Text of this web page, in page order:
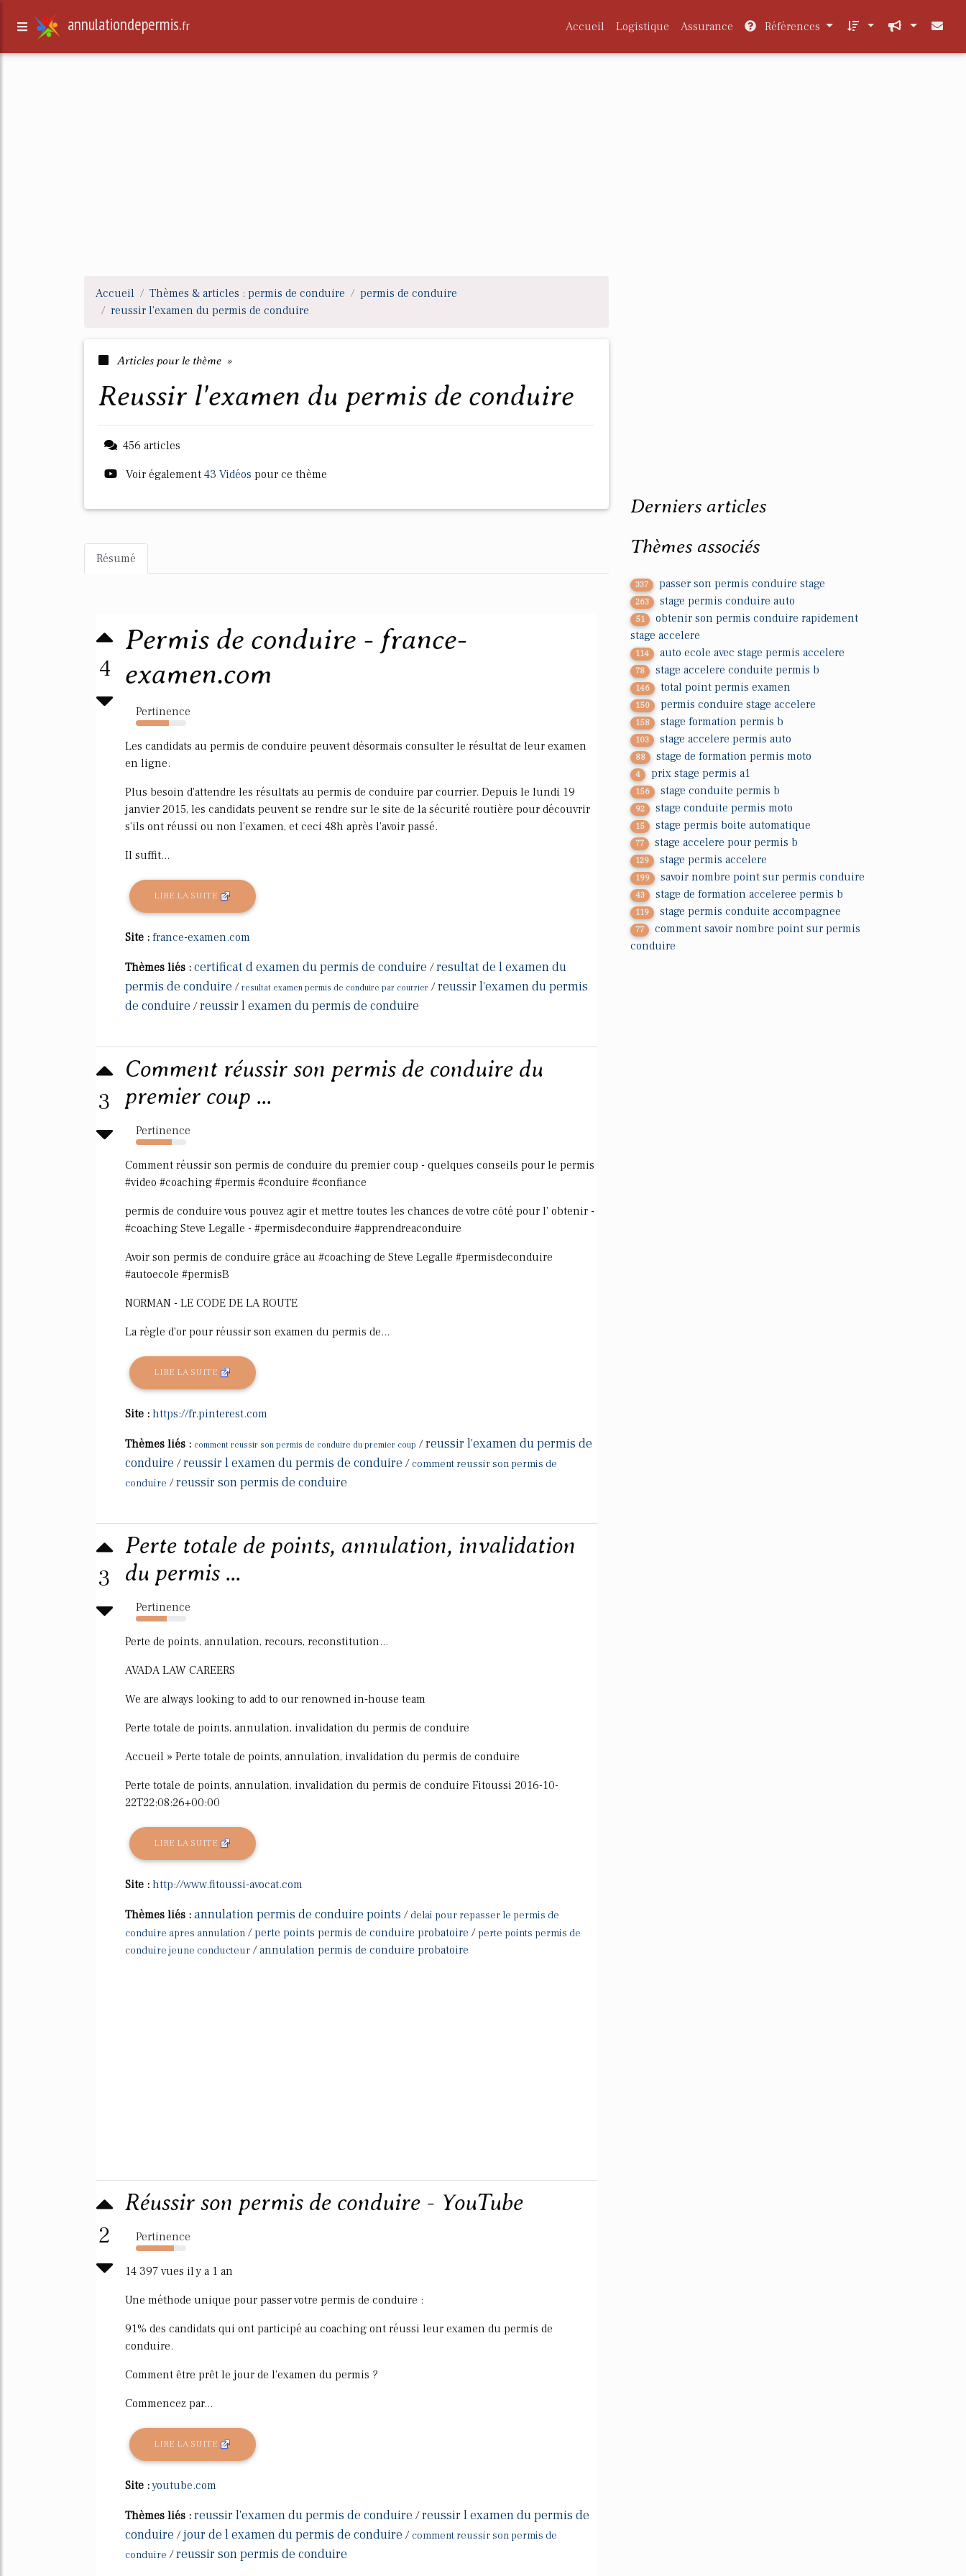
annulationdepermis.fr Accueil Logistique Assurance Références
Accueil Thèmes & articles : permis de conduire
permis de conduire
reussir l'examen du permis de conduire
Articles pour le thème »
reussir l'examen du permis de conduire
456 articles
Voir également 43 Vidéos pour ce thème
Résumé
4
Permis de conduire - france-
examen.com
Pertinence
65%
Les candidats au permis de conduire peuvent désormais consulter le résultat de leur examen
en ligne.
Plus besoin d'attendre les résultats au permis de conduire par courrier. Depuis le lundi 19
janvier 2015, les candidats peuvent se rendre sur le site de la sécurité routière pour découvrir
s'ils ont réussi ou non l'examen, et ceci 48h après l'avoir passé.
Il suffit...
LIRE LA SUITE
Site : france-examen.com
Thèmes liés : certificat d examen du permis de conduire /resultat de l examen du
permis de conduire / resultat examen permis de conduire par courrier /reussir l'examen du permis
de conduire /reussir l examen du permis de conduire
3
Comment réussir son permis de conduire du
premier coup ...
Pertinence
71%
Comment réussir son permis de conduire du premier coup - quelques conseils pour le permis
#video #coaching #permis #conduire #confiance
permis de conduire vous pouvez agir et mettre toutes les chances de votre côté pour l' obtenir -
#coaching Steve Legalle - #permisdeconduire #apprendreaconduire
Avoir son permis de conduire grâce au #coaching de Steve Legalle #permisdeconduire
#autoecole #permisB
NORMAN - LE CODE DE LA ROUTE
La règle d'or pour réussir son examen du permis de...
LIRE LA SUITE
Site : https://fr.pinterest.com
Thèmes liés : comment reussir son permis de conduire du premier coup /reussir l'examen du permis de
conduire /reussir l examen du permis de conduire / comment reussir son permis de
conduire /reussir son permis de conduire
3
Perte totale de points, annulation, invalidation
du permis ...
Pertinence
62%
Perte de points, annulation, recours, reconstitution...
AVADA LAW CAREERS
We are always looking to add to our renowned in-house team
Perte totale de points, annulation, invalidation du permis de conduire
Accueil » Perte totale de points, annulation, invalidation du permis de conduire
Perte totale de points, annulation, invalidation du permis de conduire Fitoussi 2016-10-
22T22:08:26+00:00
LIRE LA SUITE
Site : http://www.fitoussi-avocat.com
Thèmes liés : annulation permis de conduire points / delai pour repasser le permis de
conduire apres annulation /perte points permis de conduire probatoire / perte points permis de
conduire jeune conducteur /annulation permis de conduire probatoire
2
Réussir son permis de conduire - YouTube
Pertinence
76%
14 397 vues il y a 1 an
Une méthode unique pour passer votre permis de conduire :
91% des candidats qui ont participé au coaching ont réussi leur examen du permis de
conduire.
Comment être prêt le jour de l'examen du permis ?
Commencez par...
LIRE LA SUITE
Site :youtube.com
Thèmes liés : reussir l'examen du permis de conduire /reussir l examen du permis de
conduire /jour de l examen du permis de conduire / comment reussir son permis de
conduire /reussir son permis de conduire
Derniers articles
Thèmes associés
337 passer son permis conduire stage
263 stage permis conduire auto
51
obtenir son permis conduire rapidement
stage accelere
114 auto ecole avec stage permis accelere
78 stage accelere conduite permis b
146 total point permis examen
150 permis conduire stage accelere
158 stage formation permis b
103 stage accelere permis auto
88 stage de formation permis moto
4 prix stage permis a1
156 stage conduite permis b
92 stage conduite permis moto
15 stage permis boite automatique
77 stage accelere pour permis b
129 stage permis accelere
199 savoir nombre point sur permis conduire
43 stage de formation acceleree permis b
119 stage permis conduite accompagnee
77
comment savoir nombre point sur permis
conduire